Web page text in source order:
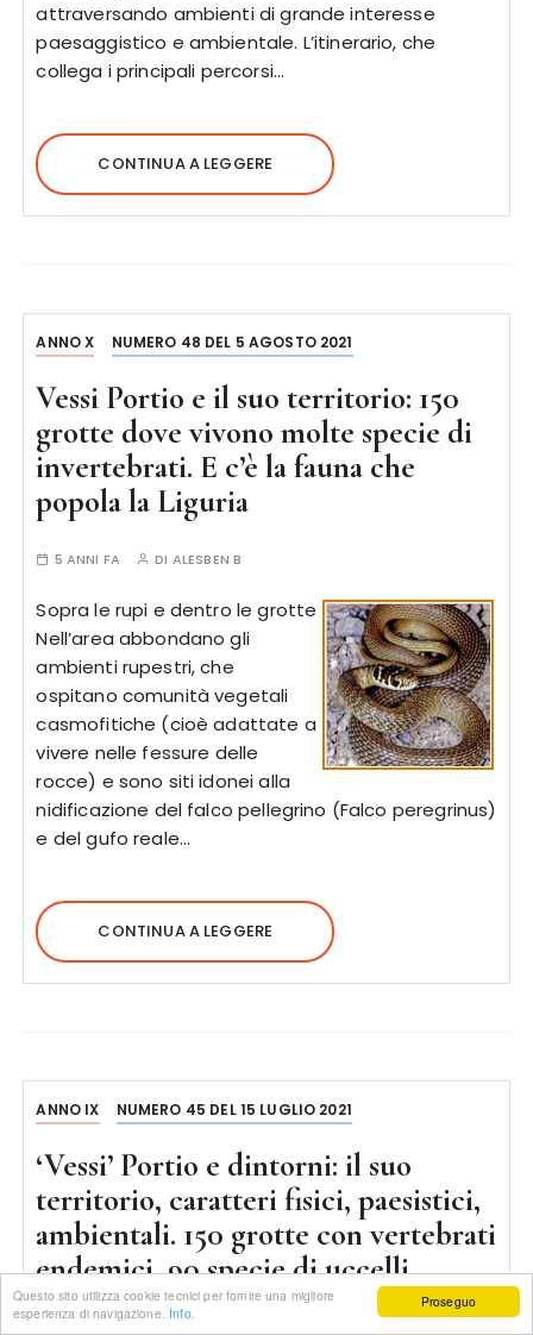
Proseguo
Questo sito utilizza cookie tecnici per fornire una migliore
esperienza di navigazione. Info.
attraversando ambienti di grande interesse
paesaggistico e ambientale. L’itinerario, che
collega i principali percorsi…
CONTINUA A LEGGERE
ANNO X NUMERO 48 DEL 5 AGOSTO 2021
Vessi Portio e il suo territorio: 150
grotte dove vivono molte specie di
invertebrati. E c’è la fauna che
popola la Liguria
5 ANNI FA DI ALESBEN B
Sopra le rupi e dentro le grotte
Nell’area abbondano gli
ambienti rupestri, che
ospitano comunità vegetali
casmofitiche (cioè adattate a
vivere nelle fessure delle
rocce) e sono siti idonei alla
nidificazione del falco pellegrino (Falco peregrinus)
e del gufo reale…
CONTINUA A LEGGERE
ANNO IX NUMERO 45 DEL 15 LUGLIO 2021
‘Vessi’ Portio e dintorni: il suo
territorio, caratteri fisici, paesistici,
ambientali. 150 grotte con vertebrati
endemici, 90 specie di uccelli
tutelati, fiori rarissimi